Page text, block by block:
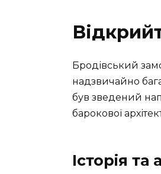
Бродівський
надзвичайно
був зведений
барокової
Історія та